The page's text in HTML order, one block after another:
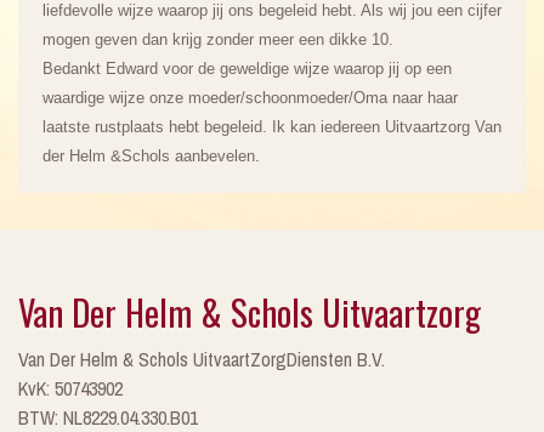
liefdevolle wijze waarop jij ons begeleid hebt. Als wij jou een cijfer
mogen geven dan krijg zonder meer een dikke 10.
Bedankt Edward voor de geweldige wijze waarop jij op een
waardige wijze onze moeder/schoonmoeder/Oma naar haar
laatste rustplaats hebt begeleid. Ik kan iedereen Uitvaartzorg Van
der Helm &Schols aanbevelen.
Van Der Helm & Schols Uitvaartzorg
Van Der Helm & Schols UitvaartZorgDiensten B.V.
KvK: 50743902
BTW: NL8229.04.330.B01